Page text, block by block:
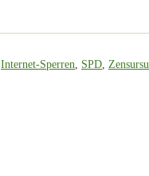
Internet-Sperren, SPD,